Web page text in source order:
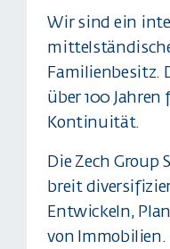
Wir sind ein
Familienbesitz.
über 100
Kontinuität.
Die Zech Group
breit
Entwickeln,
von Immobilien.